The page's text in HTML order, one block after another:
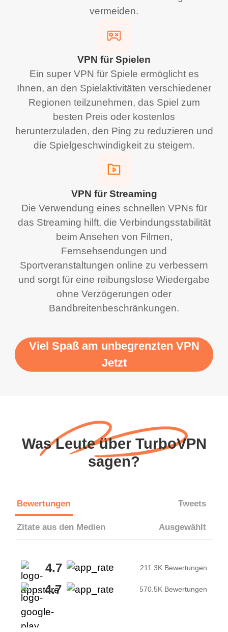
vermeiden.
VPN für Spielen
Ein super VPN für Spiele ermöglicht es
Ihnen, an den Spielaktivitäten verschiedener
Regionen teilzunehmen, das Spiel zum
besten Preis oder kostenlos
herunterzuladen, den Ping zu reduzieren und
die Spielgeschwindigkeit zu steigern.
VPN für Streaming
Die Verwendung eines schnellen VPNs für
das Streaming hilft, die Verbindungsstabilität
beim Ansehen von Filmen,
Fernsehsendungen und
Sportveranstaltungen online zu verbessern
und sorgt für eine reibungslose Wiedergabe
ohne Verzögerungen oder
Bandbreitenbeschränkungen.
Viel Spaß am unbegrenzten VPN
Jetzt
Was Leute über TurboVPN
sagen?
Bewertungen Tweets
Zitate aus den Medien Ausgewählt
4.7 211.3K Bewertungen
4.7 570.5K Bewertungen